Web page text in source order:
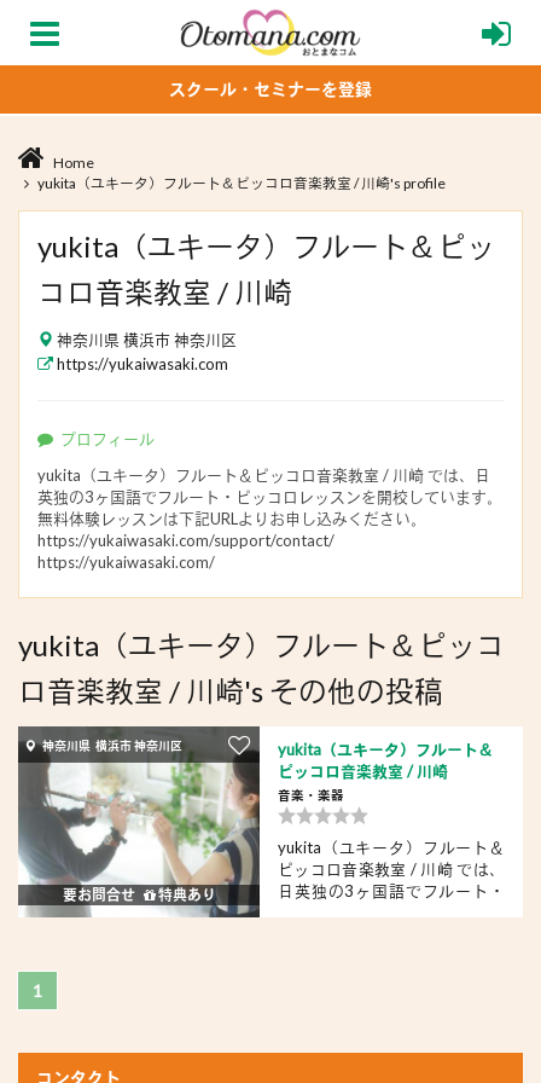
スクール・セミナーを登録
Home
yukita（ユキータ）フルート＆ピッコロ音楽教室 / 川崎's profile
yukita（ユキータ）フルート＆ピッ
コロ音楽教室 / 川崎
神奈川県 横浜市 神奈川区
https://yukaiwasaki.com
プロフィール
yukita（ユキータ）フルート＆ピッコロ音楽教室 / 川崎 では、日
英独の3ヶ国語でフルート・ピッコロレッスンを開校しています。
無料体験レッスンは下記URLよりお申し込みください。
https://yukaiwasaki.com/support/contact/
https://yukaiwasaki.com/
yukita（ユキータ）フルート＆ピッコ
ロ音楽教室 / 川崎's その他の投稿
神奈川県 横浜市 神奈川区
要お問合せ 特典あり
yukita（ユキータ）フルート＆
ピッコロ音楽教室 / 川崎
音楽・楽器
yukita（ユキータ）フルート＆
ピッコロ音楽教室 / 川崎 では、
日英独の3ヶ国語でフルート・
1
コンタクト